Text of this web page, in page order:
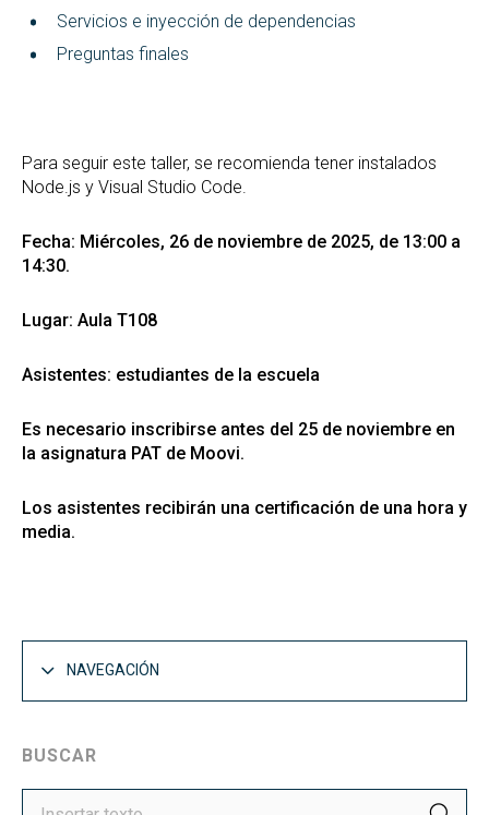
Servicios e inyección de dependencias
Preguntas finales
Para seguir este taller, se recomienda tener instalados
Node.js y Visual Studio Code.
Fecha: Miércoles, 26 de noviembre de 2025, de 13:00 a
14:30.
Lugar: Aula T108
Asistentes: estudiantes de la escuela
Es necesario inscribirse antes del 25 de noviembre en
la asignatura PAT de Moovi.
Los asistentes recibirán una certificación de una hora y
media.
NAVEGACIÓN
BUSCAR